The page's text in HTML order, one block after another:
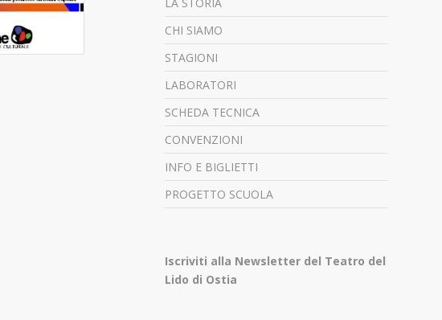
LA STORIA
CHI SIAMO
STAGIONI
LABORATORI
SCHEDA TECNICA
CONVENZIONI
INFO E BIGLIETTI
PROGETTO SCUOLA
Iscriviti alla Newsletter del Teatro del
Lido di Ostia